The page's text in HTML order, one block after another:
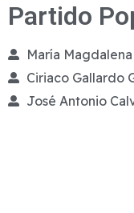
Partido
María
Ciriaco Gallardo
José Antonio